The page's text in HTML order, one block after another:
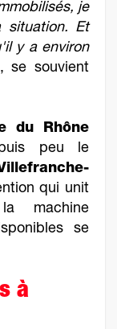
je
situation. Et
y a environ
se souvient
du Rhône
peu le
qui unit
machine
se
à